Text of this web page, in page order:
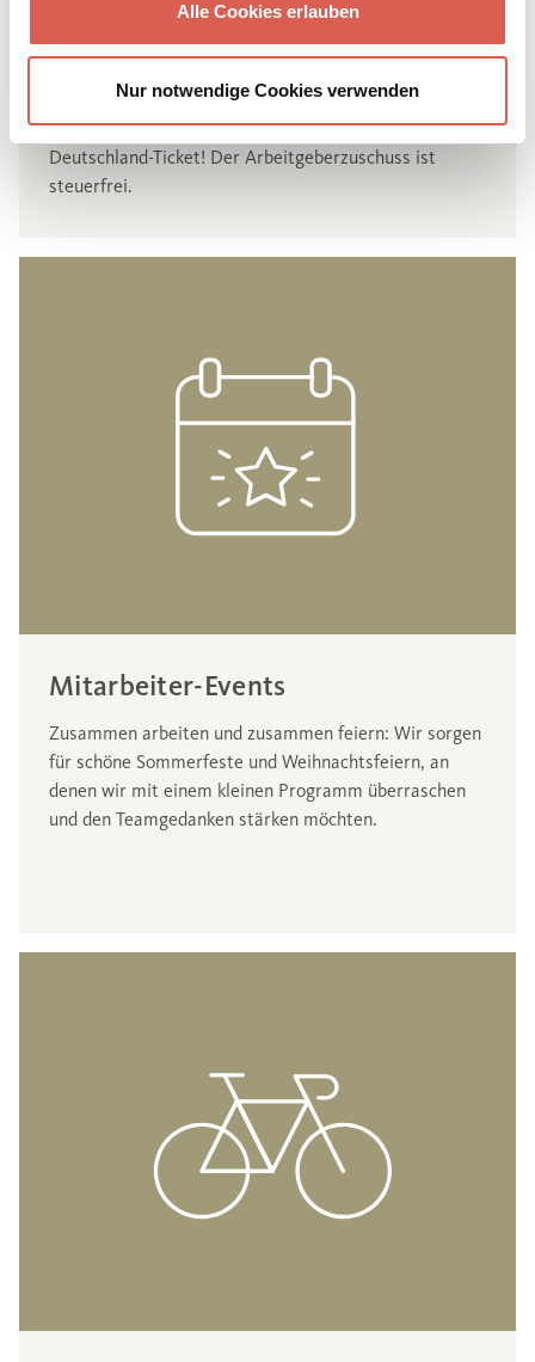
Alle Cookies erlauben
Nur notwendige Cookies verwenden
Wer regelmäßig mit den öffentlichen Verkehrsmitteln
ins Büro kommt, leistet ganz nebenbei noch Gutes für
unserem Arbeitgeberzuschuss von 25 % erhalten Sie
einen zusätzlichen Rabatt von 5 % auf das
Deutschland-Ticket! Der Arbeitgeberzuschuss ist
steuerfrei.
Mitarbeiter-Events
Zusammen arbeiten und zusammen feiern: Wir sorgen
für schöne Sommerfeste und Weihnachtsfeiern, an
denen wir mit einem kleinen Programm überraschen
und den Teamgedanken stärken möchten.